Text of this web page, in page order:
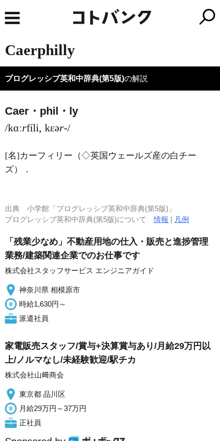
Caerphilly
プログレッシブ英和中辞典(第5版)の解説
Caer・phil・ly
/kɑːrfíli, kεər-/
[名]カーフィリー（◇英国ウェールズ産の白チー
ズ）
．
出典 小学館「プログレッシブ英和中辞典(第5版)」
プログレッシブ英和中辞典(第5版)について情報 | 凡例
「残業少なめ」不動産用地の仕入・販売と進捗管理
業務/建築関連企業でのお仕事です
株式会社スタッフサービス エンジニアガイド
神奈川県 相模原市
時給1,630円～
派遣社員
家電販売スタッフ/賞与+決算賞与あり/月給29万円以
上/ノルマなし/未経験歓迎/駅チカ
株式会社山﨑商会
東京都 品川区
月給29万円～37万円
正社員